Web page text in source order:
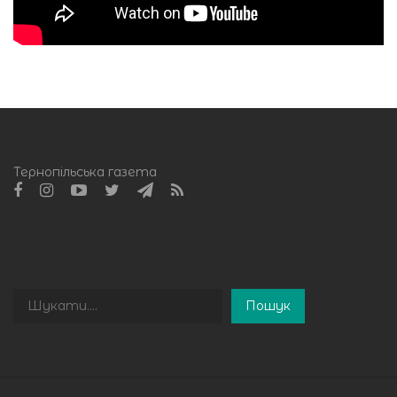
Тернопільська газета
Пошук
Пошук